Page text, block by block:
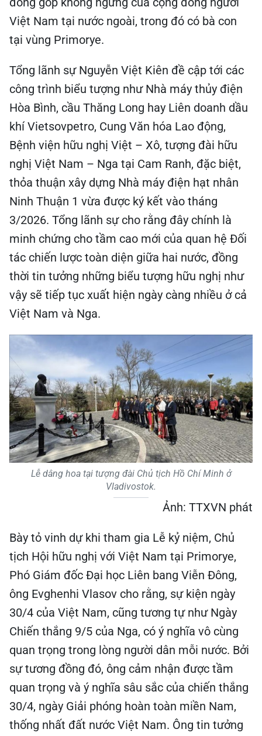
Việt Nam tại nước ngoài, trong đó có bà con
tại vùng Primorye.
Tổng lãnh sự Nguyễn Việt Kiên đề cập tới các
công trình biểu tượng như Nhà máy thủy điện
Hòa Bình, cầu Thăng Long hay Liên doanh dầu
khí Vietsovpetro, Cung Văn hóa Lao động,
Bệnh viện hữu nghị Việt – Xô, tượng đài hữu
nghị Việt Nam – Nga tại Cam Ranh, đặc biệt,
thỏa thuận xây dựng Nhà máy điện hạt nhân
Ninh Thuận 1 vừa được ký kết vào tháng
3/2026. Tổng lãnh sự cho rằng đây chính là
minh chứng cho tầm cao mới của quan hệ Đối
tác chiến lược toàn diện giữa hai nước, đồng
thời tin tưởng những biểu tượng hữu nghị như
vậy sẽ tiếp tục xuất hiện ngày càng nhiều ở cả
Việt Nam và Nga.
Lễ dâng hoa tại tượng đài Chủ tịch Hồ Chí Minh ở
Vladivostok.
Ảnh: TTXVN phát
Bày tỏ vinh dự khi tham gia Lễ kỷ niệm, Chủ
tịch Hội hữu nghị với Việt Nam tại Primorye,
Phó Giám đốc Đại học Liên bang Viễn Đông,
ông Evghenhi Vlasov cho rằng, sự kiện ngày
30/4 của Việt Nam, cũng tương tự như Ngày
Chiến thắng 9/5 của Nga, có ý nghĩa vô cùng
quan trọng trong lòng người dân mỗi nước. Bởi
sự tương đồng đó, ông cảm nhận được tầm
quan trọng và ý nghĩa sâu sắc của chiến thắng
30/4, ngày Giải phóng hoàn toàn miền Nam,
thống nhất đất nước Việt Nam. Ông tin tưởng